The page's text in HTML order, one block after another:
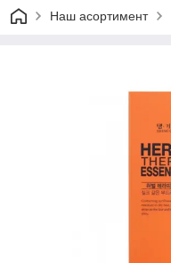
Наш асортимент